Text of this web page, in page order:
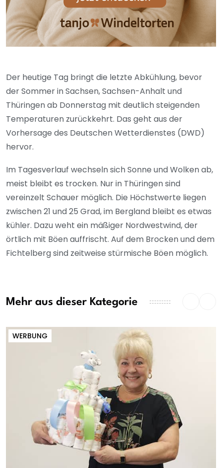
Der heutige Tag bringt die letzte Abkühlung, bevor
der Sommer in Sachsen, Sachsen-Anhalt und
Thüringen ab Donnerstag mit deutlich steigenden
Temperaturen zurückkehrt. Das geht aus der
Vorhersage des Deutschen Wetterdienstes (DWD)
hervor.
Im Tagesverlauf wechseln sich Sonne und Wolken ab,
meist bleibt es trocken. Nur in Thüringen sind
vereinzelt Schauer möglich. Die Höchstwerte liegen
zwischen 21 und 25 Grad, im Bergland bleibt es etwas
kühler. Dazu weht ein mäßiger Nordwestwind, der
örtlich mit Böen auffrischt. Auf dem Brocken und dem
Fichtelberg sind zeitweise stürmische Böen möglich.
Mehr aus dieser Kategorie
WERBUNG